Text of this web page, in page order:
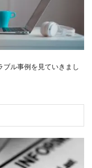
ブル事例を見ていきまし